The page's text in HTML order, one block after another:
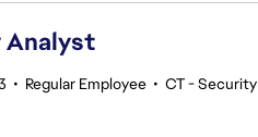
Analyst
• Regular Employee • CT - Security